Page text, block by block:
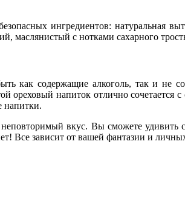
ингредиентов: натуральная
маслянистый с нотками сахарного
как содержащие алкоголь, так и не
ореховый напиток отлично
напитки.
вкус. Вы сможете удивить
Все зависит от вашей фантазии и